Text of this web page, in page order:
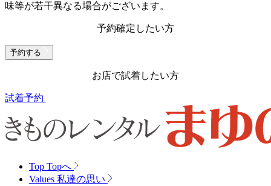
味等が若干異なる場合がございます。
予約確定したい方
予約する
お店で試着したい方
試着予約
Top Topへ
Values 私達の思い